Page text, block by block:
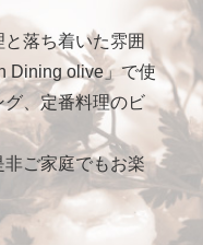
落ち着いた雰囲
Dining olive」で使
、定番料理のビ
ご家庭でもお楽